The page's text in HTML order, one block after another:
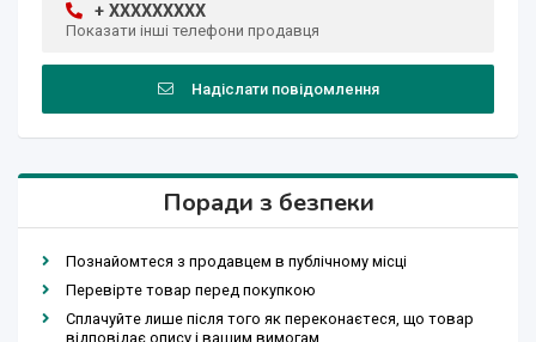
+ XXXXXXXXX
Показати інші телефони продавця
Надіслати повідомлення
Поради з безпеки
Познайомтеся з продавцем в публічному місці
Перевірте товар перед покупкою
Сплачуйте лише після того як переконаєтеся, що товар
відповідає опису і вашим вимогам